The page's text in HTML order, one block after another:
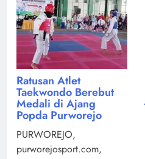
Ratusan Atlet
Taekwondo Berebut
Medali di Ajang
Popda Purworejo
PURWOREJO,
purworejosport.com,